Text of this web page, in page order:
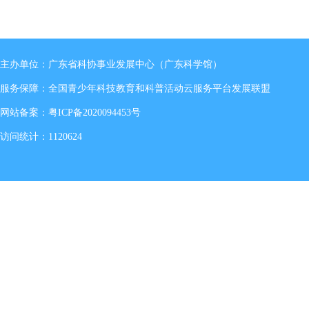
主办单位：广东省科协事业发展中心（广东科学馆）
服务保障：全国青少年科技教育和科普活动云服务平台发展联盟
网站备案： 粤ICP备2020094453号
访问统计：1120624